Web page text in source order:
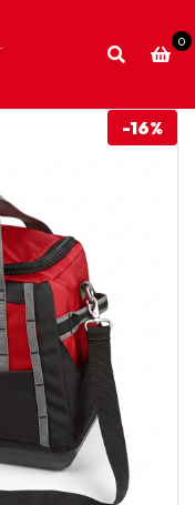
0
-16%